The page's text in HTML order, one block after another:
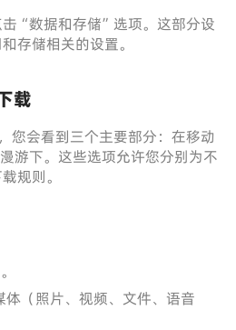
“数据和存储”选项。这部分设
存储相关的设置。
载
会看到三个主要部分：在移动
游下。这些选项允许您分别为不
规则。
（照片、视频、文件、语音